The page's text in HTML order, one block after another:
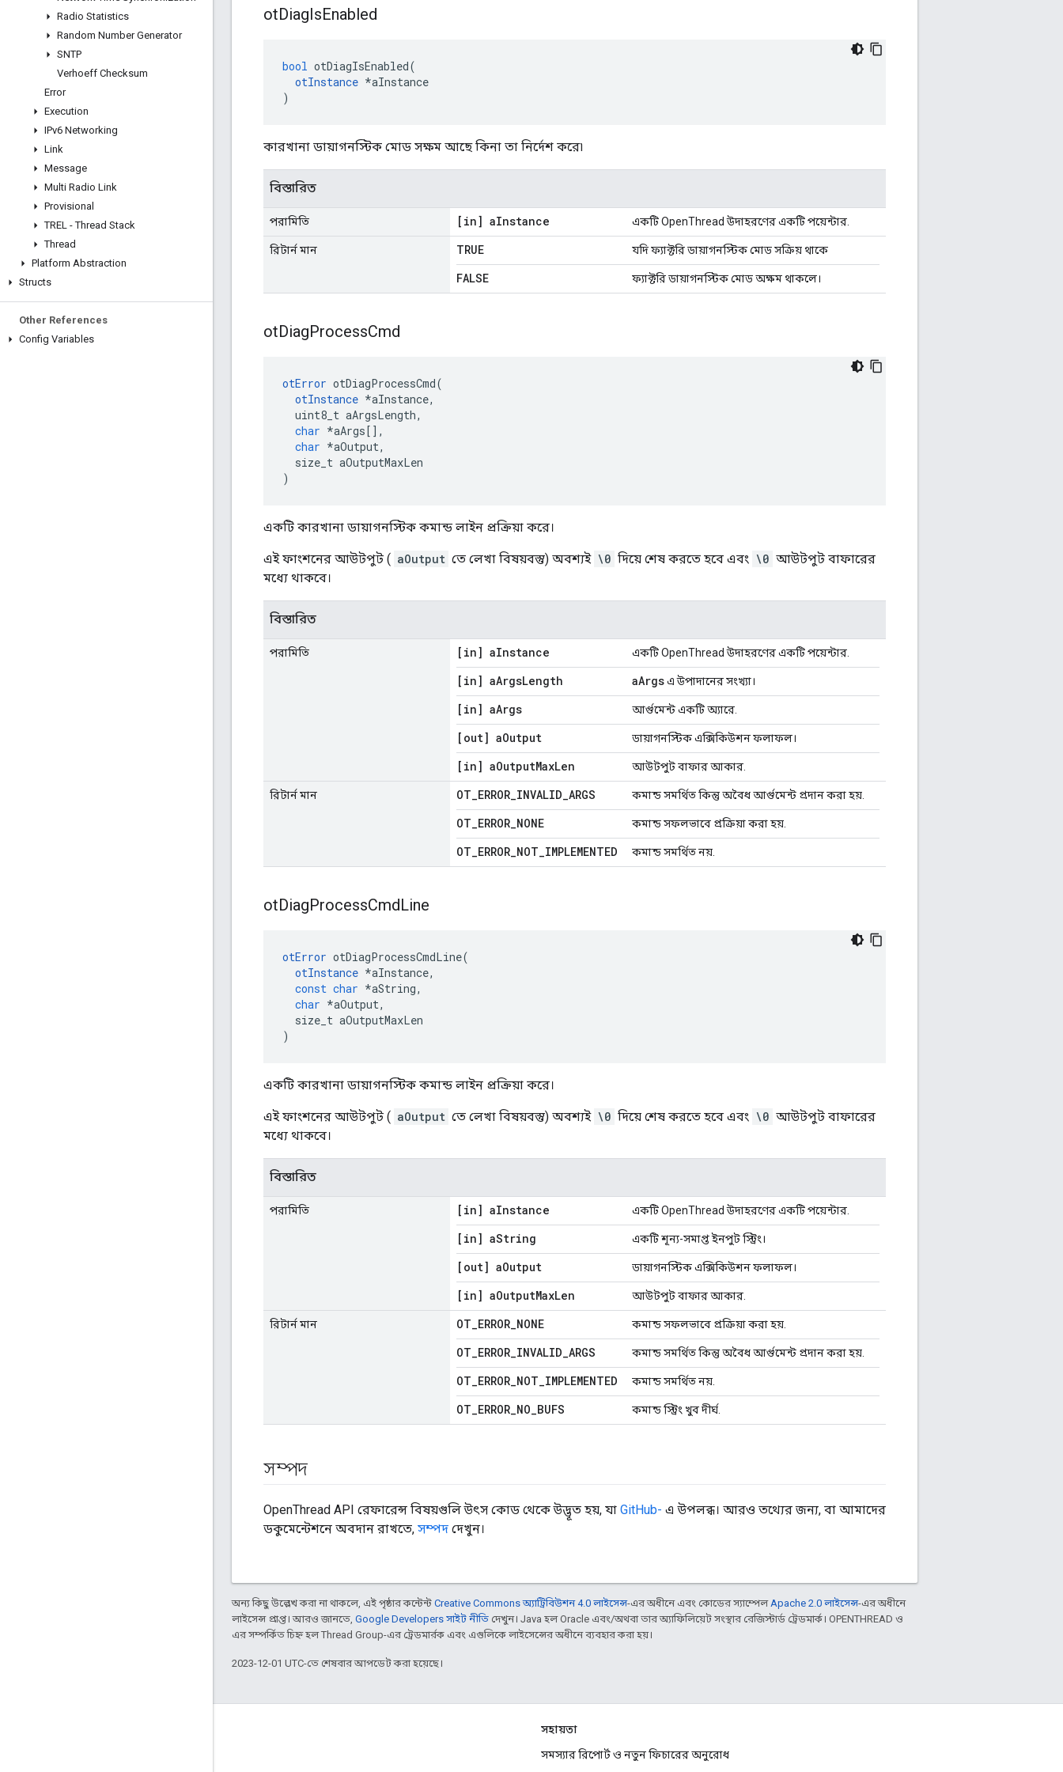
Radio Statistics
Random Number Generator
SNTP
Verhoeff Checksum
Error
Execution
IPv6 Networking
Link
Message
Multi Radio Link
Provisional
TREL - Thread Stack
Thread
Platform Abstraction
Structs
Other References
Config Variables
otDiagIsEnabled
bool otDiagIsEnabled(
otInstance *aInstance
)
কারখানা ডায়াগনস্টিক মোড সক্ষম আছে কিনা তা নির্দেশ করে৷
বিস্তারিত
পরামিতি [in] aInstance একটি OpenThread উদাহরণের একটি পয়েন্টার.
রিটার্ন মান TRUE যদি ফ্যাক্টরি ডায়াগনস্টিক মোড সক্রিয় থাকে
FALSE ফ্যাক্টরি ডায়াগনস্টিক মোড অক্ষম থাকলে।
otDiagProcessCmd
otError otDiagProcessCmd(
otInstance *aInstance,
uint8_t aArgsLength,
char *aArgs[],
char *aOutput,
size_t aOutputMaxLen
)
একটি কারখানা ডায়াগনস্টিক কমান্ড লাইন প্রক্রিয়া করে।
এই ফাংশনের আউটপুট ( aOutput তে লেখা বিষয়বস্তু) অবশ্যই \0 দিয়ে শেষ করতে হবে এবং \0 আউটপুট বাফারের
মধ্যে থাকবে।
বিস্তারিত
পরামিতি [in] aInstance একটি OpenThread উদাহরণের একটি পয়েন্টার.
[in] aArgsLength aArgsএ উপাদানের সংখ্যা।
[in] aArgs আর্গুমেন্ট একটি অ্যারে.
[out] aOutput ডায়াগনস্টিক এক্সিকিউশন ফলাফল।
[in] aOutputMaxLen আউটপুট বাফার আকার.
রিটার্ন মান OT_ERROR_INVALID_ARGS কমান্ড সমর্থিত কিন্তু অবৈধ আর্গুমেন্ট প্রদান করা হয়.
OT_ERROR_NONE কমান্ড সফলভাবে প্রক্রিয়া করা হয়.
OT_ERROR_NOT_IMPLEMENTED কমান্ড সমর্থিত নয়.
otDiagProcessCmdLine
otError otDiagProcessCmdLine(
otInstance *aInstance,
const char *aString,
char *aOutput,
size_t aOutputMaxLen
)
একটি কারখানা ডায়াগনস্টিক কমান্ড লাইন প্রক্রিয়া করে।
এই ফাংশনের আউটপুট ( aOutput তে লেখা বিষয়বস্তু) অবশ্যই \0 দিয়ে শেষ করতে হবে এবং \0 আউটপুট বাফারের
মধ্যে থাকবে।
বিস্তারিত
পরামিতি [in] aInstance একটি OpenThread উদাহরণের একটি পয়েন্টার.
[in] aString একটি শূন্য-সমাপ্ত ইনপুট স্ট্রিং।
[out] aOutput ডায়াগনস্টিক এক্সিকিউশন ফলাফল।
[in] aOutputMaxLen আউটপুট বাফার আকার.
রিটার্ন মান OT_ERROR_NONE কমান্ড সফলভাবে প্রক্রিয়া করা হয়.
OT_ERROR_INVALID_ARGS কমান্ড সমর্থিত কিন্তু অবৈধ আর্গুমেন্ট প্রদান করা হয়.
OT_ERROR_NOT_IMPLEMENTED কমান্ড সমর্থিত নয়.
OT_ERROR_NO_BUFS কমান্ড স্ট্রিং খুব দীর্ঘ.
সম্পদ
OpenThread API রেফারেন্স বিষয়গুলি উৎস কোড থেকে উদ্ভূত হয়, যা GitHub- এ উপলব্ধ। আরও তথ্যের জন্য, বা আমাদের
ডকুমেন্টেশনে অবদান রাখতে, সম্পদ দেখুন।
অন্য কিছু উল্লেখ করা না থাকলে, এই পৃষ্ঠার কন্টেন্ট Creative Commons অ্যাট্রিবিউশন 4.0 লাইসেন্স-এর অধীনে এবং কোডের স্যাম্পেলApache 2.0 লাইসেন্স-এর অধীনে
লাইসেন্স প্রাপ্ত। আরও জানতে, Google Developers সাইট নীতি দেখুন। Java হল Oracle এবং/অথবা তার অ্যাফিলিয়েট সংস্থার রেজিস্টার্ড ট্রেডমার্ক। OPENTHREAD ও
এর সম্পর্কিত চিহ্ন হল Thread Group-এর ট্রেডমার্রক এবং এগুলিকে লাইসেন্সের অধীনে ব্যবহার করা হয়।
2023-12-01 UTC-তে শেষবার আপডেট করা হয়েছে।
সহায়তা
সমস্যার রিপোর্ট ও নতুন ফিচারের অনুরোধ